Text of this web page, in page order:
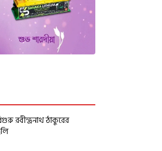
রবীন্দ্রনাথ ঠাকুরের